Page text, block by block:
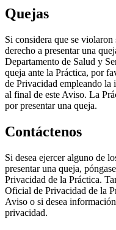
Quejas
Si considera que se
derecho a presentar una
Departamento de Salud y
queja ante la Práctica, por
de Privacidad empleando la
al final de este Aviso. La
por presentar una queja.
Contáctenos
Si desea ejercer alguno de
presentar una queja,
Privacidad de la Práctica.
Oficial de Privacidad de la
Aviso o si desea
privacidad.